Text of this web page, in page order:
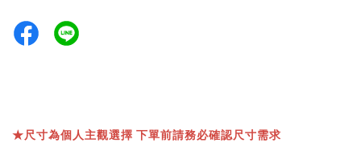
★尺寸為個人主觀選擇 下單前請務必確認尺寸需求